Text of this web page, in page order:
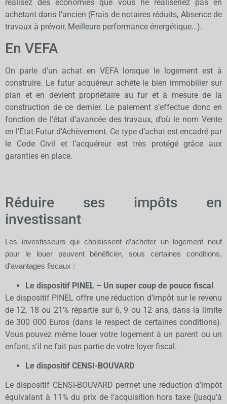
réalisez des économies que vous ne réaliseriez pas en
achetant dans l’ancien (Frais de notaires réduits, Absence de
travaux à prévoir, Meilleure performance énergétique…).
En VEFA
On parle d’un achat en VEFA lorsque le logement est à
construire. Le futur acquéreur achète le bien immobilier sur
plan et en devient propriétaire au fur et à mesure de la
construction de ce dernier. Le paiement s’effectue donc en
fonction de l’état d’avancée des travaux, d’où le nom Vente
en l’Etat Futur d’Achèvement. Ce type d’achat est encadré par
le Code Civil et l’acquéreur est très protégé grâce aux
garanties en place.
Réduire ses impôts en
investissant
Les investisseurs qui choisissent d’acheter un logement neuf
pour le louer peuvent bénéficier, sous certaines conditions,
d’avantages fiscaux :
Le dispositif PINEL – Un super coup de pouce fiscal
Le dispositif PINEL offre une réduction d’impôt sur le revenu
de 12, 18 ou 21% répartie sur 6, 9 ou 12 ans, dans la limite
de 300 000 Euros (dans le respect de certaines conditions).
Vous pouvez même louer votre logement à un parent ou un
enfant, s’il ne fait pas partie de votre loyer fiscal.
Le dispositif CENSI-BOUVARD
Le dispositif CENSI-BOUVARD permet une réduction d’impôt
équivalant à 11% du prix de l’acquisition hors taxe (jusqu’à